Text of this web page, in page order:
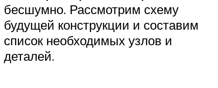
Меню
бесшумно. Рассмотрим схему
будущей конструкции и составим
список необходимых узлов и
деталей.